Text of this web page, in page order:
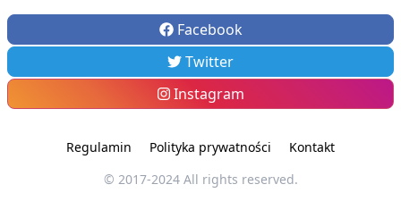
Facebook
Twitter
Instagram
Regulamin Polityka prywatności
Kontakt
© 2017-2024 All rights reserved.